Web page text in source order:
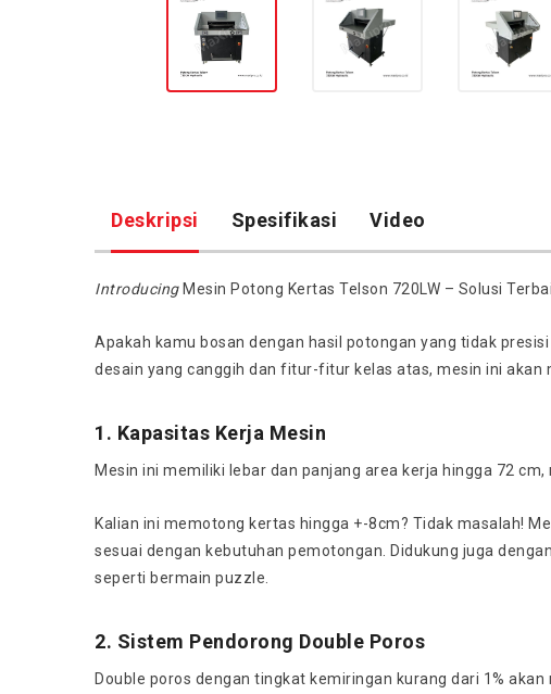
Deskripsi Spesifikasi Video
IntroducingMesin Potong Kertas Telson 720LW – Solusi
Apakah kamu bosan dengan hasil potongan yang tidak
desain yang canggih dan fitur-fitur kelas atas, mesin ini
1. Kapasitas Kerja Mesin
Mesin ini memiliki lebar dan panjang area kerja hingga 72
Kalian ini memotong kertas hingga +-8cm? Tidak masalah!
sesuai dengan kebutuhan pemotongan. Didukung juga
seperti bermain puzzle.
2. Sistem Pendorong Double Poros
Double poros dengan tingkat kemiringan kurang dari 1%